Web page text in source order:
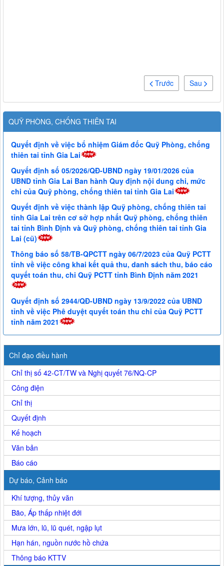
Sau
Trước
QUỸ PHÒNG, CHỐNG THIÊN TAI
Quyết định về việc bổ nhiệm Giám đốc Quỹ Phòng, chống
thiên tai tỉnh Gia Lai
Quyết định số 05/2026/QĐ-UBND ngày 19/01/2026 của
UBND tỉnh Gia Lai Ban hành Quy định nội dung chi, mức
chi của Quỹ phòng, chống thiên tai tỉnh Gia Lai
Quyết định về việc thành lập Quỹ phòng, chống thiên tai
tỉnh Gia Lai trên cơ sở hợp nhất Quỹ phòng, chống thiên
tai tỉnh Bình Định và Quỹ phòng, chống thiên tai tỉnh Gia
Lai (cũ)
Thông báo số 58/TB-QPCTT ngày 06/7/2023 của Quỹ PCTT
tỉnh về việc công khai kết quả thu, danh sách thu, báo cáo
quyết toán thu, chi Quỹ PCTT tỉnh Bình Định năm 2021
Quyết định số 2944/QĐ-UBND ngày 13/9/2022 của UBND
tỉnh về việc Phê duyệt quyết toán thu chi của Quỹ PCTT
tỉnh năm 2021
Chỉ đạo điều hành
Chỉ thị số 42-CT/TW và Nghị quyết 76/NQ-CP
Công điện
Chỉ thị
Quyết định
Kế hoạch
Văn bản
Báo cáo
Dự báo, Cảnh báo
Khí tượng, thủy văn
Bão, Áp thấp nhiệt đới
Mưa lớn, lũ, lũ quét, ngập lụt
Hạn hán, nguồn nước hồ chứa
Thông báo KTTV